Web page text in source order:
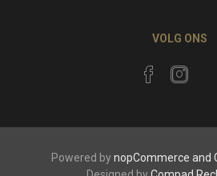
VOLG ONS
Powered bynopCommerce and